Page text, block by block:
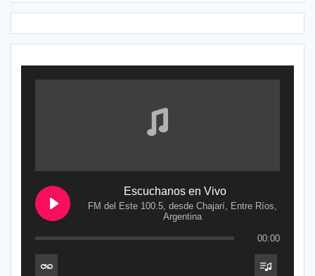
Escuchanos en Vivo
FM del Este 100.5, desde Chajarí, Entre Ríos,
Argentina
00:00